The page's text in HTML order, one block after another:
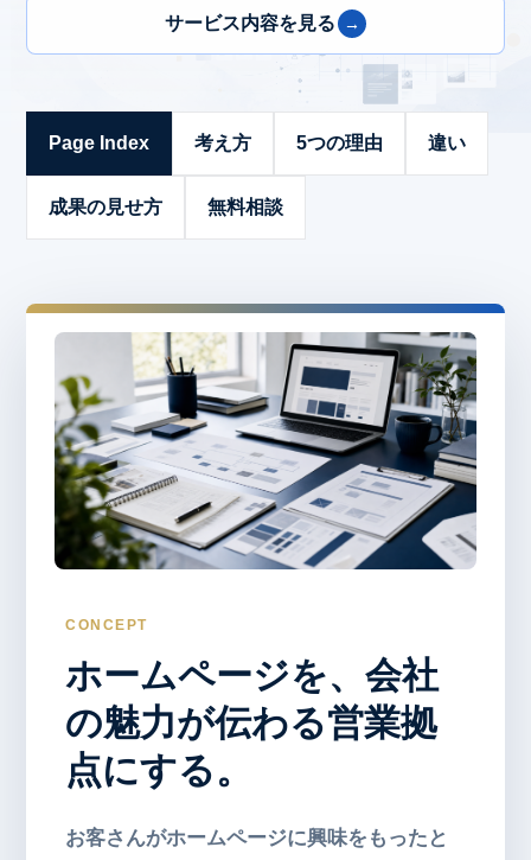
サービス内容を見る
Page Index 考え方 5つの理由 違い
成果の見せ方 無料相談
CONCEPT
ホームページを、会社
の魅力が伝わる営業拠
点にする。
お客さんがホームページに興味をもったと